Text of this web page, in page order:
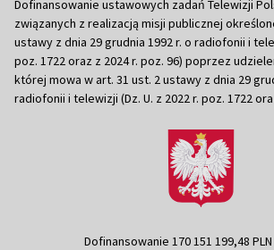
Dofinansowanie ustawowych zadań Telewizji
związanych z realizacją misji publicznej
ustawy z dnia 29 grudnia 1992 r. o radiofonii i
poz. 1722 oraz z 2024 r. poz. 96) poprzez
której mowa w art. 31 ust. 2 ustawy z dnia 29
radiofonii i telewizji (Dz. U. z 2022 r. poz. 1722
Dofinansowanie 170 151 199,48 PLN